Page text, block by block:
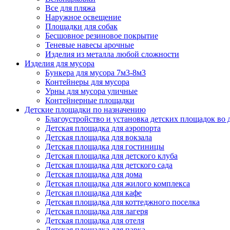
Все для пляжа
Наружное освещение
Площадки для собак
Бесшовное резиновое покрытие
Теневые навесы арочные
Изделия из металла любой сложности
Изделия для мусора
Бункера для мусора 7м3-8м3
Контейнеры для мусора
Урны для мусора уличные
Контейнерные площадки
Детские площадки по назначению
Благоустройство и установка детских площадок
Детская площадка для аэропорта
Детская площадка для вокзала
Детская площадка для гостиницы
Детская площадка для детского клуба
Детская площадка для детского сада
Детская площадка для дома
Детская площадка для жилого комплекса
Детская площадка для кафе
Детская площадка для коттеджного поселка
Детская площадка для лагеря
Детская площадка для отеля